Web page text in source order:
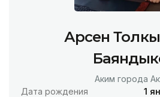
Арсен
Аким города
Дата рождения
1